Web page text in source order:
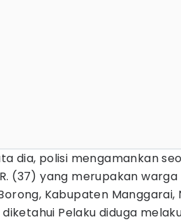
dia, polisi mengamankan
(37) yang merupakan warga
Kabupaten Manggarai,
Pelaku diduga